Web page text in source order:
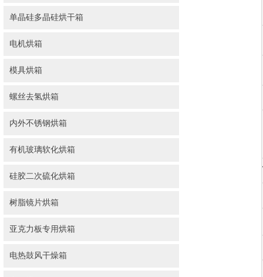
单晶硅多晶硅烘干箱
电机烘箱
模具烘箱
螺丝去氢烘箱
内外不锈钢烘箱
有机玻璃软化烘箱
硅胶二次硫化烘箱
树脂镜片烘箱
亚克力板专用烘箱
电热鼓风干燥箱